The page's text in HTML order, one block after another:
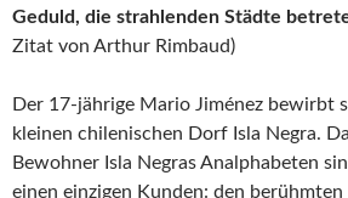
Geduld, die strahlenden Städte
Zitat von Arthur Rimbaud)
Der 17-jährige Mario Jiménez bewirbt
kleinen chilenischen Dorf Isla Negra.
Bewohner Isla Negras Analphabeten
einen einzigen Kunden: den